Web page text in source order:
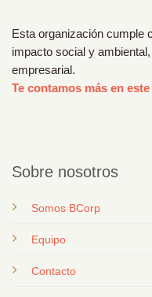
Esta organización cumple
impacto social y
empresarial.
Te contamos más en
Sobre nosotros
Somos BCorp
Equipo
Contacto